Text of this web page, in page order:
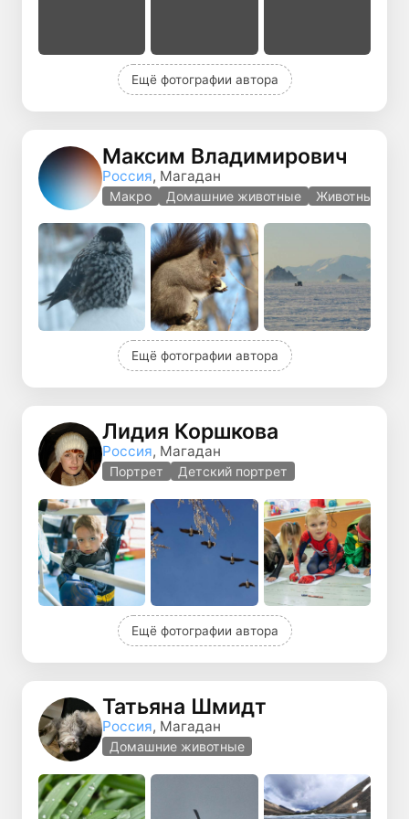
Ещё фотографии автора
Максим Владимирович
Россия, Магадан
Макро Домашние животные Животные
Ещё фотографии автора
Лидия Коршкова
Россия, Магадан
Портрет Детский портрет
Ещё фотографии автора
Татьяна Шмидт
Россия, Магадан
Домашние животные